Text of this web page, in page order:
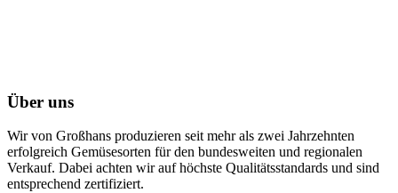
Über uns
Wir von Großhans produzieren seit mehr als zwei Jahrzehnten
erfolgreich Gemüsesorten für den bundesweiten und regionalen
Verkauf. Dabei achten wir auf höchste Qualitätsstandards und sind
entsprechend zertifiziert.